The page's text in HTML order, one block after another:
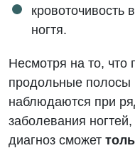
кровоточивость
ногтя.
Несмотря на то, что
продольные полосы
наблюдаются при
заболевания
диагноз сможет